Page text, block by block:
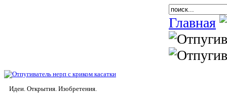
Главная
Идеи. Открытия. Изобретения.